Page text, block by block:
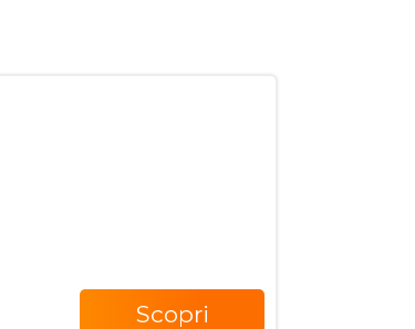
Scopri